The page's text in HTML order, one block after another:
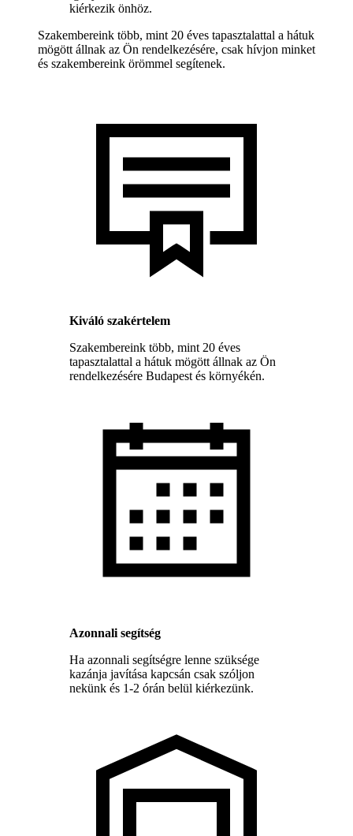
kiérkezik önhöz.
Szakembereink több, mint 20 éves tapasztalattal a hátuk
mögött állnak az Ön rendelkezésére, csak hívjon minket
és szakembereink örömmel segítenek.
Kiváló szakértelem
Szakembereink több, mint 20 éves
tapasztalattal a hátuk mögött állnak az Ön
rendelkezésére Budapest és környékén.
Azonnali segítség
Ha azonnali segítségre lenne szüksége
kazánja javítása kapcsán csak szóljon
nekünk és 1-2 órán belül kiérkezünk.